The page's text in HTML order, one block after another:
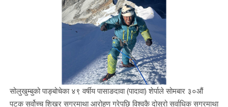
सोलुखुम्बुको पाङ्बोचेका ४९ वर्षीय पासाङदावा (पादावा) शेर्पाले सोमबार ३०औं
पटक सर्वोच्च शिखर सगरमाथा आरोहण गरेपछि विश्वकै दोस्रो सर्वाधिक सगरमाथा